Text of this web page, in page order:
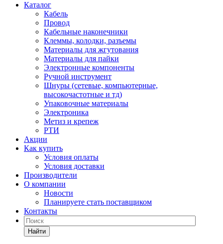
Каталог
Кабель
Провод
Кабельные наконечники
Клеммы, колодки, разъемы
Материалы для жгутования
Материалы для пайки
Электронные компоненты
Ручной инструмент
Шнуры (сетевые, компьютерные,
высокочастотные и тд)
Упаковочные материалы
Электроника
Метиз и крепеж
РТИ
Акции
Как купить
Условия оплаты
Условия доставки
Производители
О компании
Новости
Планируете стать поставщиком
Контакты
Найти